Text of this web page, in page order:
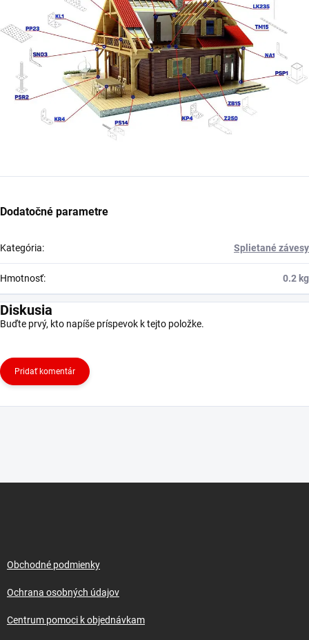
Dodatočné parametre
Kategória: Splietané závesy
Hmotnosť: 0.2 kg
Diskusia
Buďte prvý, kto napíše príspevok k tejto položke.
Pridať komentár
Obchodné podmienky
Ochrana osobných údajov
Centrum pomoci k objednávkam